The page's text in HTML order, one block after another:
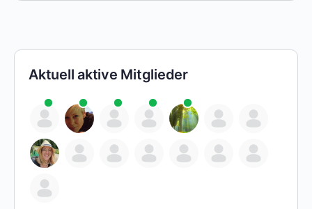
Aktuell aktive Mitglieder